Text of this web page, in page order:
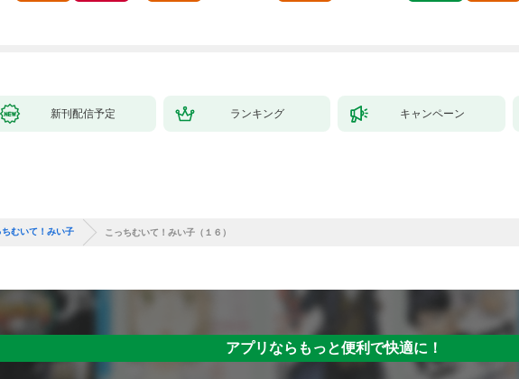
新刊配信予定 ランキング キャンペーン
ちむいて！みい子 こっちむいて！みい子（１６）
アプリならもっと便利で快適に！